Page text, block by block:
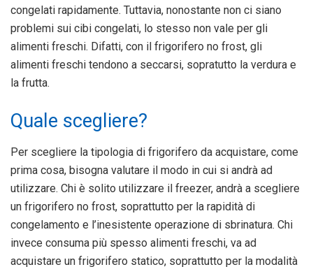
congelati rapidamente. Tuttavia, nonostante non ci siano
problemi sui cibi congelati, lo stesso non vale per gli
alimenti freschi. Difatti, con il frigorifero no frost, gli
alimenti freschi tendono a seccarsi, sopratutto la verdura e
la frutta.
Quale scegliere?
Per scegliere la tipologia di frigorifero da acquistare, come
prima cosa, bisogna valutare il modo in cui si andrà ad
utilizzare. Chi è solito utilizzare il freezer, andrà a scegliere
un frigorifero no frost, soprattutto per la rapidità di
congelamento e l’inesistente operazione di sbrinatura. Chi
invece consuma più spesso alimenti freschi, va ad
acquistare un frigorifero statico, soprattutto per la modalità